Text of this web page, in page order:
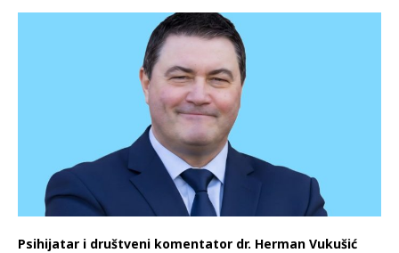
Komentari isključeni